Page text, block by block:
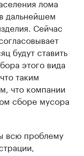
лома
дальнейшем
Сейчас
будут ставить
этого вида
таким
что компании
сборе мусора
всю проблему